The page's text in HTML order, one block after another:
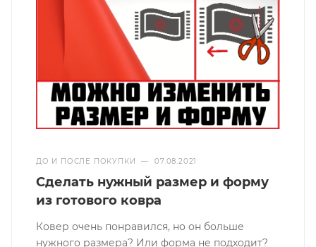
ДО И ПОСЛЕ ПОКУПКИ — 07.08.2021
Сделать нужный размер и форму
из готового ковра
Ковер очень понравился, но он больше
нужного размера? Или форма не подходит?